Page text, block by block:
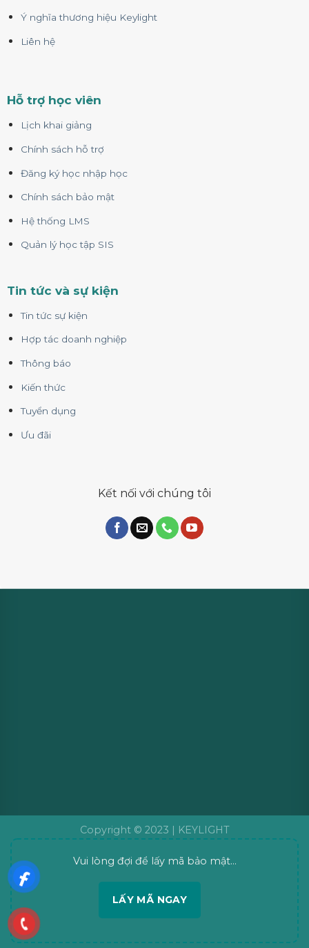
Ý nghĩa thương hiệu Keylight
Liên hệ
Hỗ trợ học viên
Lịch khai giảng
Chính sách hỗ trợ
Đăng ký học nhập học
Chính sách bảo mật
Hệ thống LMS
Quản lý học tập SIS
Tin tức và sự kiện
Tin tức sự kiện
Hợp tác doanh nghiệp
Thông báo
Kiến thức
Tuyển dụng
Ưu đãi
Kết nối với chúng tôi
Copyright © 2023 | KEYLIGHT
Vui lòng đợi để lấy mã bảo mật...
LẤY MÃ NGAY